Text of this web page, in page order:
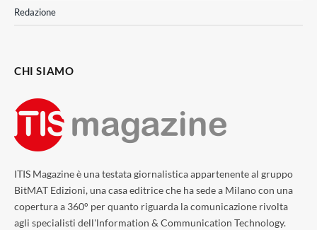
Redazione
CHI SIAMO
ITIS Magazine è una testata giornalistica appartenente al gruppo
BitMAT Edizioni, una casa editrice che ha sede a Milano con una
copertura a 360° per quanto riguarda la comunicazione rivolta
agli specialisti dell'lnformation & Communication Technology.